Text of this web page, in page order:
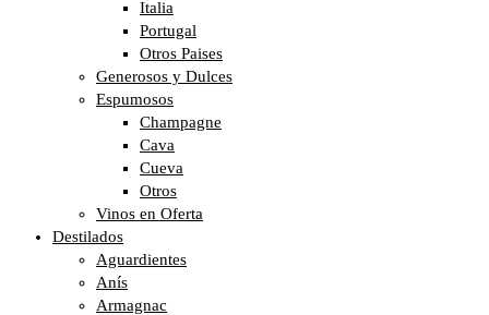
Italia
Portugal
Otros Paises
Generosos y Dulces
Espumosos
Champagne
Cava
Cueva
Otros
Vinos en Oferta
Destilados
Aguardientes
Anís
Armagnac